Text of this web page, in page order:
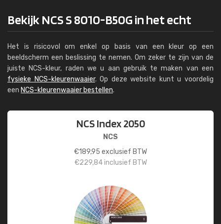
Bekijk NCS S 8010-B50G in het echt
Het is risicovol om enkel op basis van een kleur op een
beeldscherm een beslissing te nemen. Om zeker te zijn van de
juiste NCS-kleur, raden we u aan gebruik te maken van een
fysieke NCS-kleurenwaaier. Op deze website kunt u voordelig
een NCS-kleurenwaaier bestellen.
NCS Index 2050
NCS
€189,95 exclusief BTW
€229,84inclusief BTW